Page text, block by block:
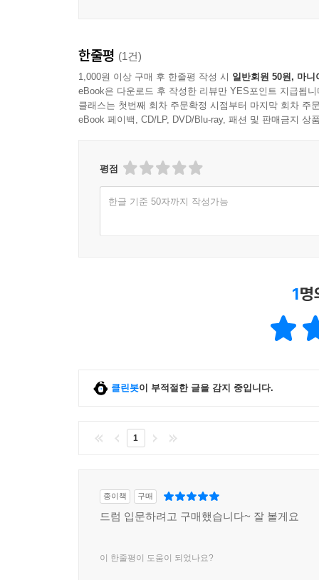
한줄평 (1건)
1,000원 이상 구매 후 한줄평 작성 시 일반회원 50원, 마니
eBook은 다운로드 후 작성한 리뷰만 YES포인트 지급됩니
클래스는 첫번째 회차 주문확정 시점부터 마지막 회차 주
eBook 페이백, CD/LP, DVD/Blu-ray, 패션 및 판매금지 상
평점
한글 기준 50자까지 작성가능
1명
클린봇이 부적절한 글을 감지 중입니다.
1
종이책 구매
드럼 입문하려고 구매했습니다~ 잘 볼게요
이 한줄평이 도움이 되었나요?